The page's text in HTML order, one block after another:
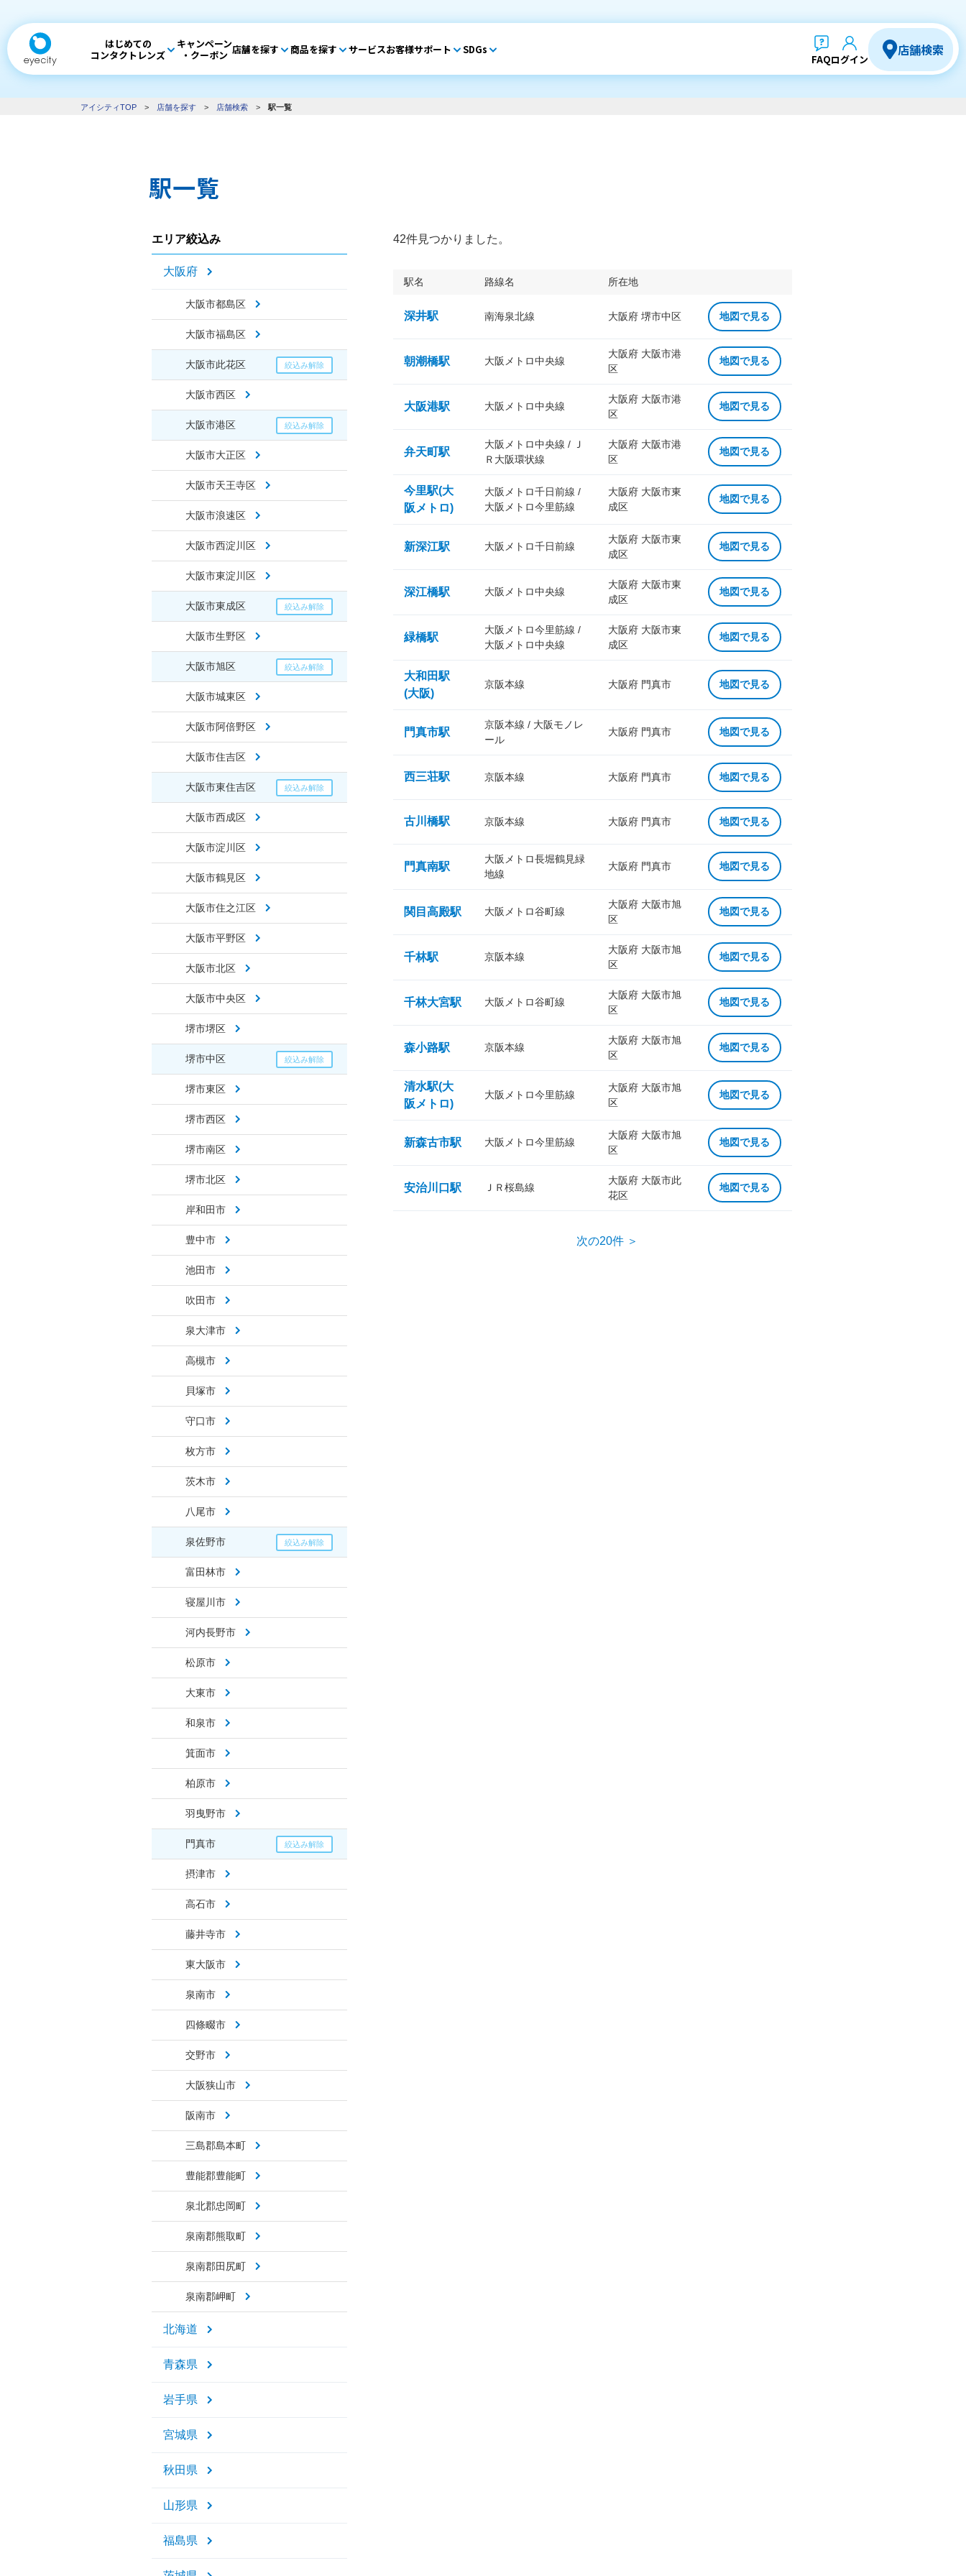
はじめての
コンタクトレンズ
キャンペーン
・クーポン 店舗を探す 商品を探す サービスお客様サポート SDGs
FAQログイン
店舗検索
アイシティTOP > 店舗を探す > 店舗検索 > 駅一覧
駅一覧
エリア絞込み
大阪府
大阪市都島区
大阪市福島区
大阪市此花区
大阪市西区
大阪市港区
大阪市大正区
大阪市天王寺区
大阪市浪速区
大阪市西淀川区
大阪市東淀川区
大阪市東成区
大阪市生野区
大阪市旭区
大阪市城東区
大阪市阿倍野区
大阪市住吉区
大阪市東住吉区
大阪市西成区
大阪市淀川区
大阪市鶴見区
大阪市住之江区
大阪市平野区
大阪市北区
大阪市中央区
堺市堺区
堺市中区
堺市東区
堺市西区
堺市南区
堺市北区
岸和田市
豊中市
池田市
吹田市
泉大津市
高槻市
貝塚市
守口市
枚方市
茨木市
八尾市
泉佐野市
富田林市
寝屋川市
河内長野市
松原市
大東市
和泉市
箕面市
柏原市
羽曳野市
門真市
摂津市
高石市
藤井寺市
東大阪市
泉南市
四條畷市
交野市
大阪狭山市
阪南市
三島郡島本町
豊能郡豊能町
泉北郡忠岡町
泉南郡熊取町
泉南郡田尻町
泉南郡岬町
北海道
青森県
岩手県
宮城県
秋田県
山形県
福島県
42件見つかりました。
駅名 路線名 所在地
深井駅 南海泉北線 大阪府 堺市中区 地図で見る
朝潮橋駅 大阪メトロ中央線
大阪府 大阪市港
区
地図で見る
大阪港駅 大阪メトロ中央線
大阪府 大阪市港
区
地図で見る
弁天町駅
大阪メトロ中央線 / Ｊ
Ｒ大阪環状線
大阪府 大阪市港
区
地図で見る
今里駅(大
阪メトロ)
大阪メトロ千日前線 /
大阪メトロ今里筋線
大阪府 大阪市東
成区
地図で見る
新深江駅 大阪メトロ千日前線
大阪府 大阪市東
成区
地図で見る
深江橋駅 大阪メトロ中央線
大阪府 大阪市東
成区
地図で見る
緑橋駅
大阪メトロ今里筋線 /
大阪メトロ中央線
大阪府 大阪市東
成区
地図で見る
大和田駅
(大阪)
京阪本線 大阪府 門真市 地図で見る
門真市駅
京阪本線 / 大阪モノレ
ール
大阪府 門真市 地図で見る
西三荘駅 京阪本線 大阪府 門真市 地図で見る
古川橋駅 京阪本線 大阪府 門真市 地図で見る
門真南駅
大阪メトロ長堀鶴見緑
地線
大阪府 門真市 地図で見る
関目高殿駅 大阪メトロ谷町線
大阪府 大阪市旭
区
地図で見る
千林駅 京阪本線
大阪府 大阪市旭
区
地図で見る
千林大宮駅 大阪メトロ谷町線
大阪府 大阪市旭
区
地図で見る
森小路駅 京阪本線
大阪府 大阪市旭
区
地図で見る
清水駅(大
阪メトロ)
大阪メトロ今里筋線
大阪府 大阪市旭
区
地図で見る
新森古市駅 大阪メトロ今里筋線
大阪府 大阪市旭
区
地図で見る
安治川口駅 ＪＲ桜島線
大阪府 大阪市此
花区
地図で見る
次の20件 ＞